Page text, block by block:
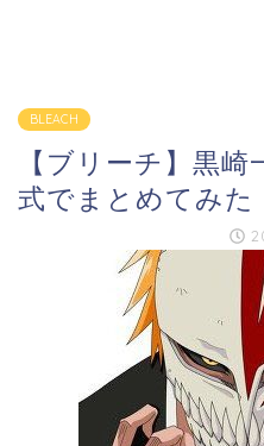
BLEACH
【ブリーチ】黒
式でまとめてみた